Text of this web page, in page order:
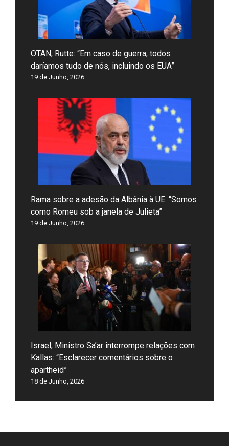
OTAN, Rutte: “Em caso de guerra, todos
daríamos tudo de nós, incluindo os EUA”
19 de Junho, 2026
Rama sobre a adesão da Albânia à UE: “Somos
como Romeu sob a janela de Julieta”
19 de Junho, 2026
Israel, Ministro Sa’ar interrompe relações com
Kallas: “Esclarecer comentários sobre o
apartheid”
18 de Junho, 2026